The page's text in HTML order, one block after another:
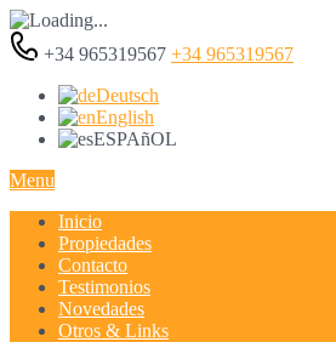
+34 965319567 +34 965319567
Deutsch
English
ESPAñOL
Menu
Inicio
Propiedades
Contacto
Testimonios
Novedades
Otros & Links